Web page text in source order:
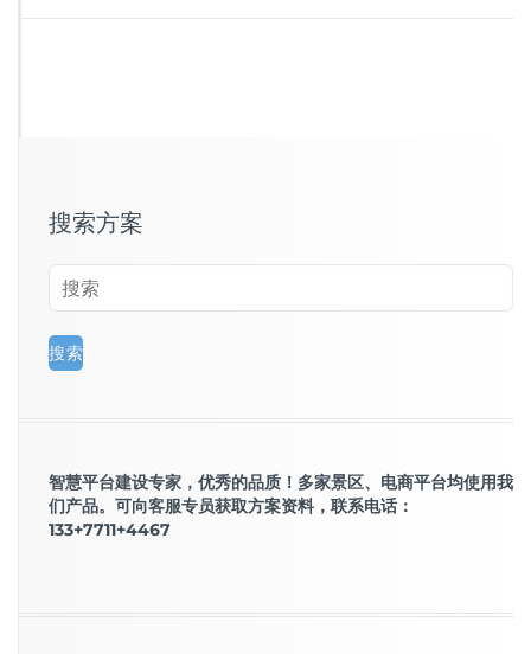
搜索方案
智慧平台建设专家，优秀的品质！多家景区、电商平台均使用我
们产品。可向客服专员获取方案资料，联系电话：
133+7711+4467